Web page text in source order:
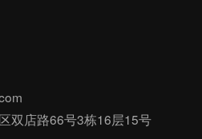
双店路66号3栋16层15号